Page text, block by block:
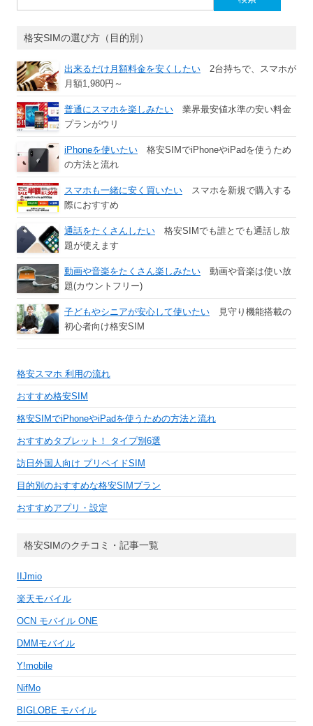
索:
格安SIMの選び方（目的別）
出来るだけ月額料金を安くしたい 2台持ちで、スマホが
月額1,980円～
普通にスマホを楽しみたい 業界最安値水準の安い料金
プランがウリ
iPhoneを使いたい 格安SIMでiPhoneやiPadを使うため
の方法と流れ
スマホも一緒に安く買いたい スマホを新規で購入する
際におすすめ
通話をたくさんしたい 格安SIMでも誰とでも通話し放
題が使えます
動画や音楽をたくさん楽しみたい 動画や音楽は使い放
題(カウントフリー)
子どもやシニアが安心して使いたい 見守り機能搭載の
初心者向け格安SIM
格安スマホ 利用の流れ
おすすめ格安SIM
格安SIMでiPhoneやiPadを使うための方法と流れ
おすすめタブレット！ タイプ別6選
訪日外国人向け プリペイドSIM
目的別のおすすめな格安SIMプラン
おすすめアプリ・設定
格安SIMのクチコミ・記事一覧
IIJmio
楽天モバイル
OCN モバイル ONE
DMMモバイル
Y!mobile
NifMo
BIGLOBE モバイル